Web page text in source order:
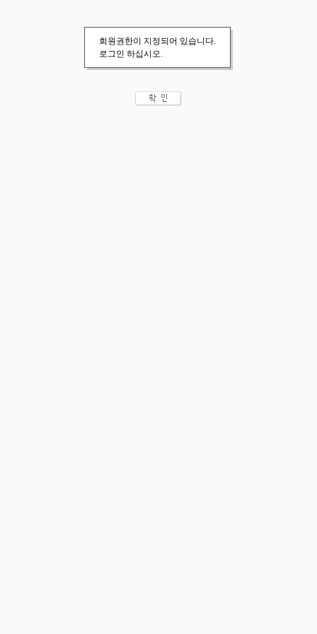
회원권한이 지정되어 있습니다.
로그인 하십시오.